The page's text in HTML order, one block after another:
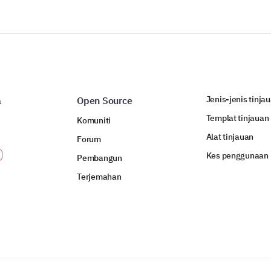
Open Source
Komuniti
Forum
Pembangun
Terjemahan
Jenis-jenis
Templat tinjauan
Alat tinjauan
Kes penggunaan